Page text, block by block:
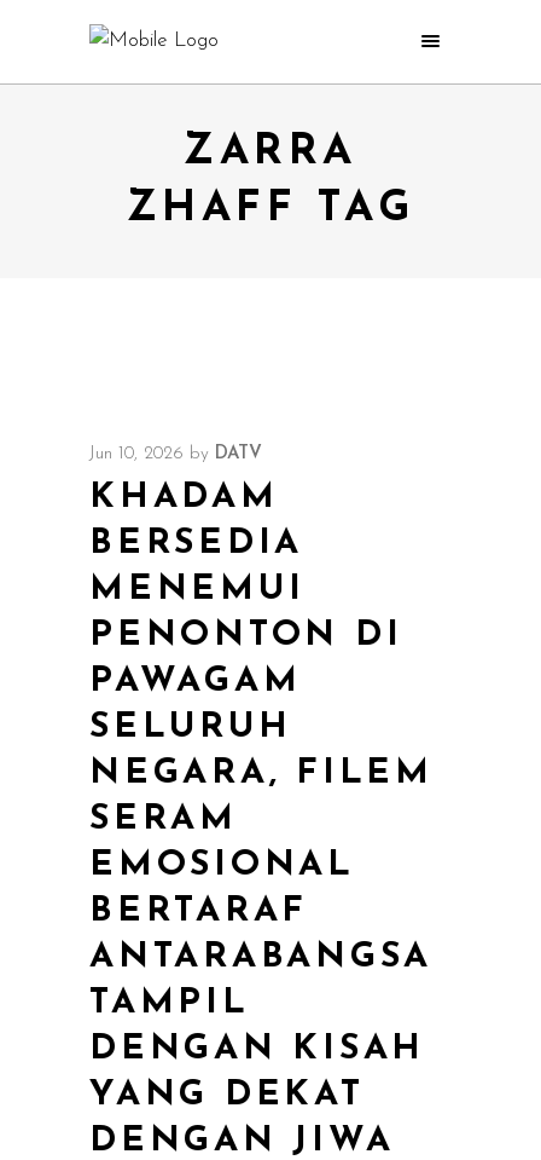
ZARRA
ZHAFF TAG
Jun 10, 2026 by DATV
KHADAM
BERSEDIA
MENEMUI
PENONTON DI
PAWAGAM
SELURUH
NEGARA, FILEM
SERAM
EMOSIONAL
BERTARAF
ANTARABANGSA
TAMPIL
DENGAN KISAH
YANG DEKAT
DENGAN JIWA